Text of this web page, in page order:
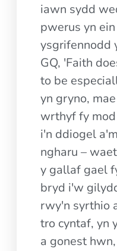
iawn sydd
pwerus yn
ysgrifennodd
GQ, 'Faith
to be
yn gryno,
wrthyf fy
i'n ddiogel
ngharu –
y gallaf gael
bryd i'w
rwy'n syrthio
tro cyntaf, yn
a gonest